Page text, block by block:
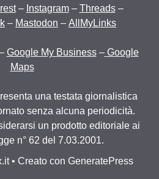
– Instagram– Threads–
– Mastodon – AllMyLinks
Google My Business– Google
Maps
una testata giornalistica
senza alcuna periodicità.
un prodotto editoriale ai
n° 62 del 7.03.2001.
• Creato con GeneratePress